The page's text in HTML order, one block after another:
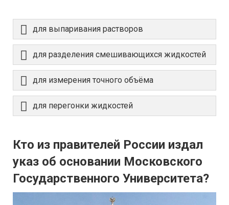
для выпаривания растворов
для разделения смешивающихся жидкостей
для измерения точного объёма
для перегонки жидкостей
Кто из правителей России издал
указ об основании Московского
Государственного Университета?